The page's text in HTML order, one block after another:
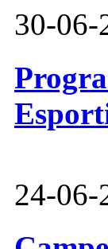
30-06-
24-06-